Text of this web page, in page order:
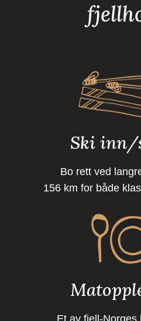
Ski inn/
Bo rett ved
156 km for både
Et av fjell-Norges